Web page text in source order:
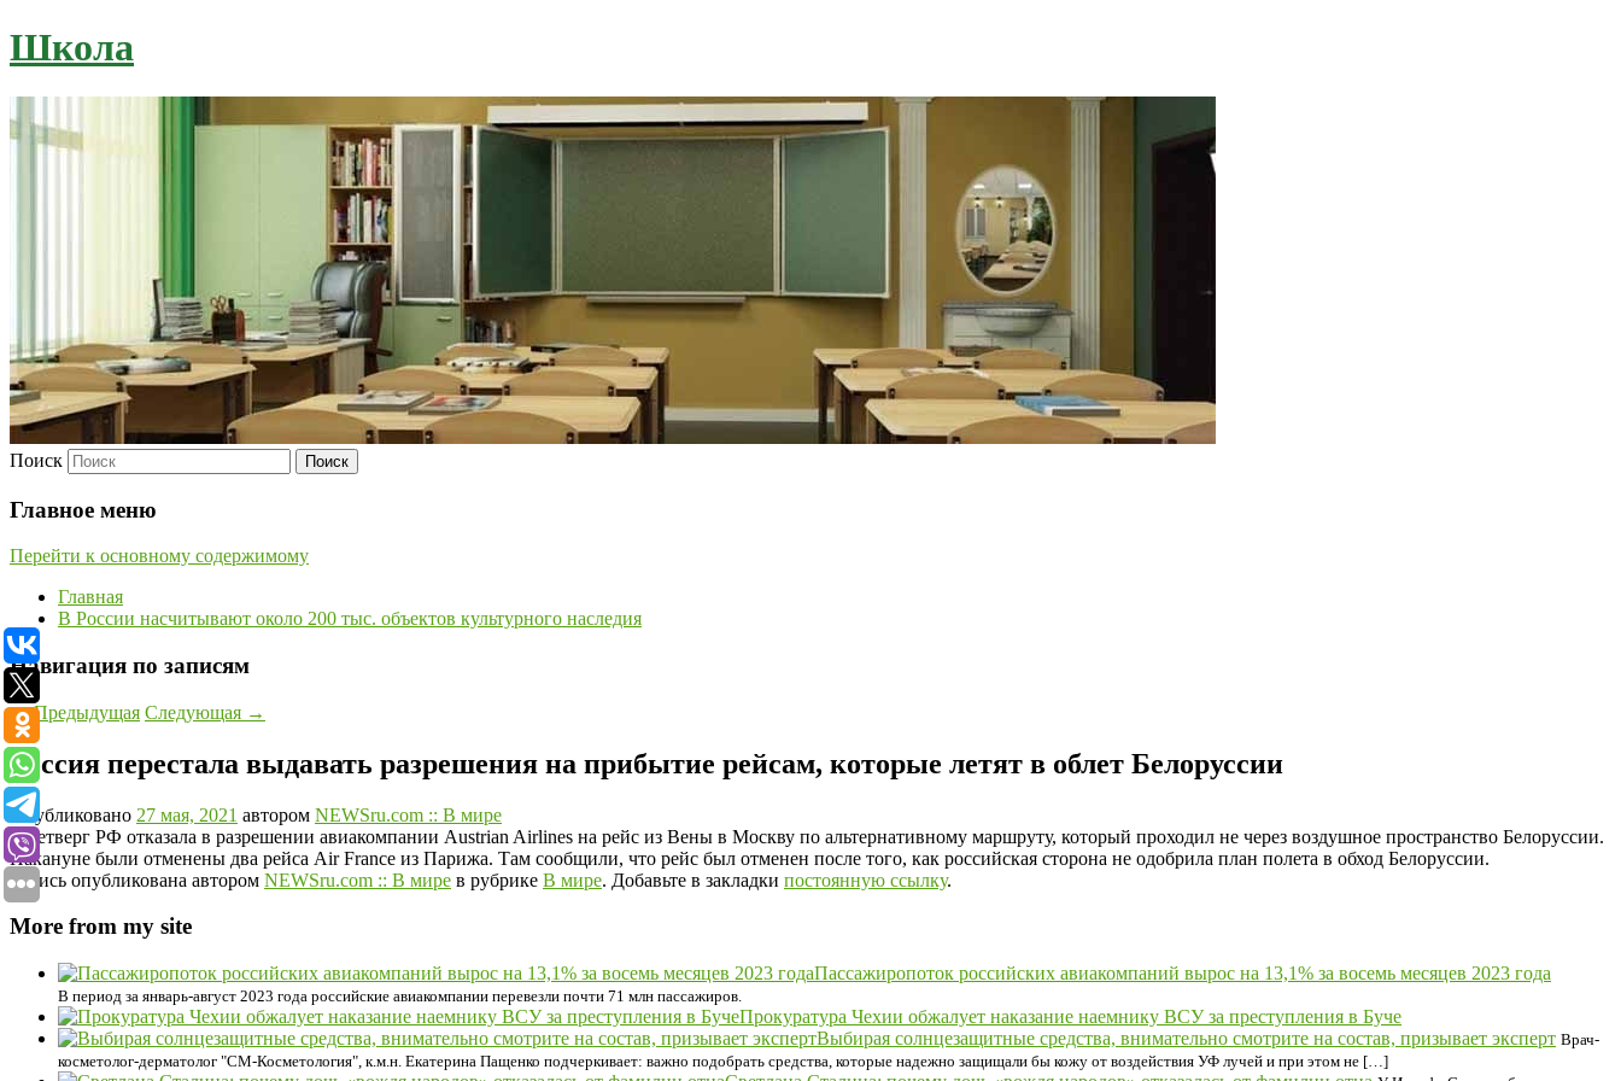
Школа
Поиск
Главное меню
Перейти к основному содержимому
Главная
В России насчитывают около 200 тыс. объектов культурного наследия
Навигация по записям
←Предыдущая Следующая →
Россия перестала выдавать разрешения на прибытие рейсам, которые летят в облет Белоруссии
Опубликовано 27 мая, 2021 автором NEWSru.com :: В мире
В четверг РФ отказала в разрешении авиакомпании Austrian Airlines на рейс из Вены в Москву по альтернативному маршруту, который проходил не через воздушное пространство Белоруссии.
Накануне были отменены два рейса Air France из Парижа. Там сообщили, что рейс был отменен после того, как российская сторона не одобрила план полета в обход Белоруссии.
Запись опубликована автором NEWSru.com :: В мире в рубрике В мире. Добавьте в закладки постоянную ссылку.
More from my site
Пассажиропоток российских авиакомпаний вырос на 13,1% за восемь месяцев 2023 года
В период за январь-август 2023 года российские авиакомпании перевезли почти 71 млн пассажиров.
Прокуратура Чехии обжалует наказание наемнику ВСУ за преступления в Буче
Выбирая солнцезащитные средства, внимательно смотрите на состав, призывает эксперт Врач-
косметолог-дерматолог "СМ-Косметология", к.м.н. Екатерина Пащенко подчеркивает: важно подобрать средства, которые надежно защищали бы кожу от воздействия УФ лучей и при этом не […]